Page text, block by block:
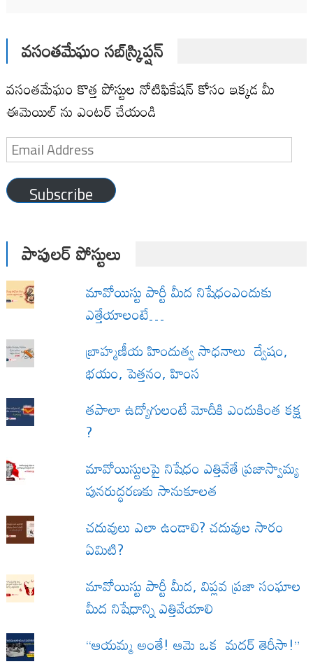
వసంతమేఘం సబ్‌స్క్రిప్షన్
వసంతమేఘం కొత్త పోస్టుల నోటిఫికేషన్ కోసం ఇక్కడ మీ
ఈమెయిల్ ను ఎంటర్ చేయండి
Email
Address
Subscribe
పాపులర్ పోస్టులు
మావోయిస్టు పార్టీ మీద నిషేధంఎందుకు
ఎత్తేయాలంటే…
బ్రాహ్మణీయ హిందుత్వ సాధనాలు ద్వేషం,
భయం, పెత్తనం, హింస
త‌పాలా ఉద్యోగులంటే మోదీకి ఎందుకింత కక్ష
?
మావోయిస్టులపై నిషేధం ఎత్తివేతే ప్రజాస్వామ్య
పునరుద్ధరణకు సానుకూలత
చదువులు ఎలా ఉండాలి? చదువుల సారం
ఏమిటి?
మావోయిస్టు పార్టీ మీద, విప్లవ ప్రజా సంఘాల
మీద నిషేధాన్ని ఎత్తివేయాలి
“ఆయమ్మ అంతే! ఆమె ఒక మదర్ తెరీసా!”